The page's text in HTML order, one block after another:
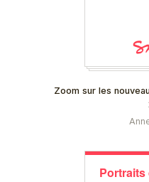
Zoom sur les
Portraits